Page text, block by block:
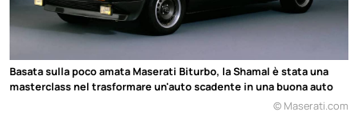
Basata sulla poco amata Maserati Biturbo, la Shamal è stata una
masterclass nel trasformare un'auto scadente in una buona auto
© Maserati.com